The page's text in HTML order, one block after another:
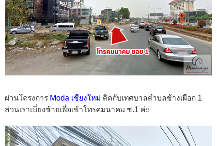
ผ่านโครงการ Moda เชียงใหม่ ติดกับเทศบาลตำบลช้างเผือก 1
ส่วนเราเบี่ยงซ้ายเพื่อเข้าโทรคมนาคม ซ.1 ค่ะ